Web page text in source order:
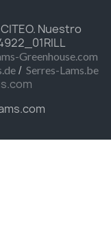
Nuestro
Greenhouse.com
/ Serres-Lams.be